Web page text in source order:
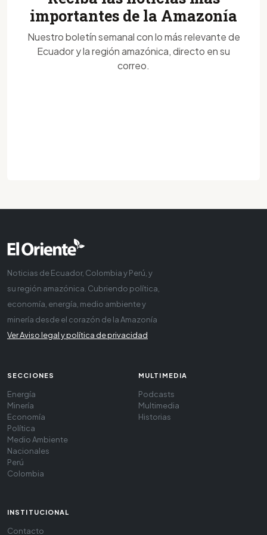
importantes de la Amazonía
Nuestro boletín semanal con lo más relevante de
Ecuador y la región amazónica, directo en su
correo.
Noticias de Ecuador, Colombia y Perú, y
su región amazónica. Cubriendo política,
economía, energía, medio ambiente y
minería desde el corazón de la Amazonía
Ver Aviso legal y política de privacidad
SECCIONES
Energía
Minería
Economía
Política
Medio Ambiente
Nacionales
Perú
Colombia
MULTIMEDIA
Podcasts
Multimedia
Historias
INSTITUCIONAL
Contacto